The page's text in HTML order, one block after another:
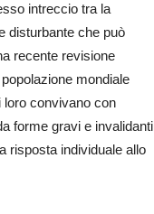
intreccio tra la
disturbante che può
recente revisione
popolazione mondiale
loro convivano con
forme gravi e invalidanti
risposta individuale allo